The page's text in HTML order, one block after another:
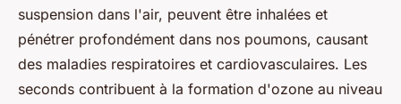
suspension dans l'air, peuvent être inhalées et
pénétrer profondément dans nos poumons, causant
des maladies respiratoires et cardiovasculaires. Les
seconds contribuent à la formation d'ozone au niveau